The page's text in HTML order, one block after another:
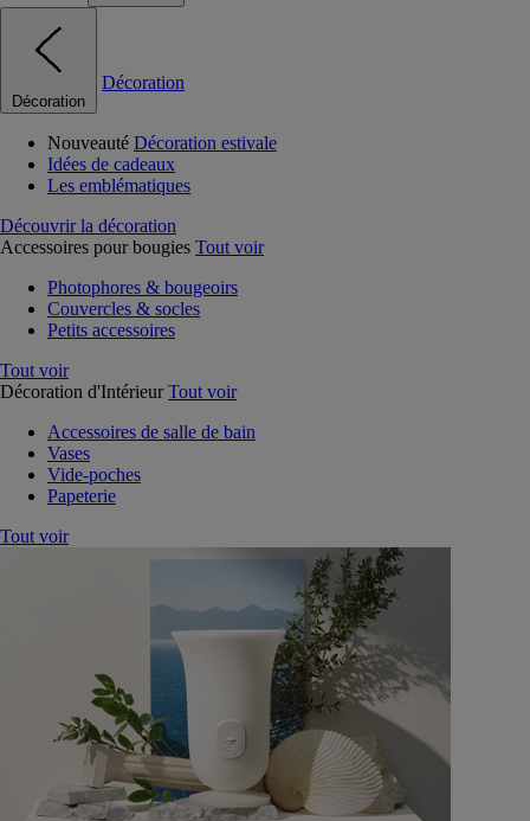
Décoration
Décoration
Nouveauté Décoration estivale
Idées de cadeaux
Les emblématiques
Découvrir la décoration
Accessoires pour bougies Tout voir
Photophores & bougeoirs
Couvercles & socles
Petits accessoires
Tout voir
Décoration d'Intérieur Tout voir
Accessoires de salle de bain
Vases
Vide-poches
Papeterie
Tout voir